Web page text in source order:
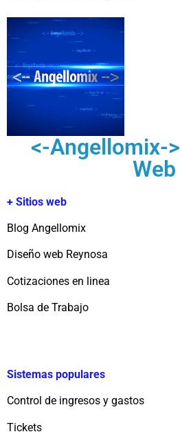
<-Angellomix-
Web
+ Sitios web
Blog Angellomix
Diseño web Reynosa
Cotizaciones en linea
Bolsa de Trabajo
Sistemas populares
Control de ingresos y gastos
Tickets